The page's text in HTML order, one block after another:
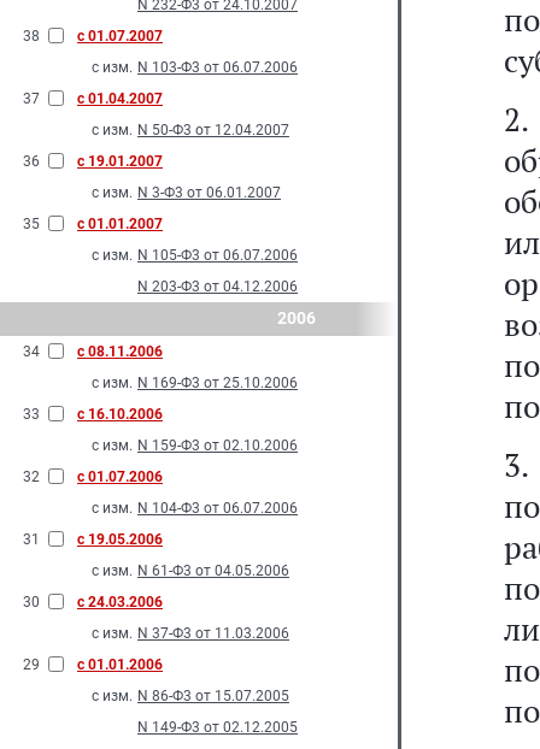
N 232-Ф3 от 24.10.2007
38
с 01.07.2007
с изм. N 103-Ф3 от 06.07.2006
37
с 01.04.2007
с изм. N 50-Ф3 от 12.04.2007
36
с 19.01.2007
с изм. N 3-Ф3 от 06.01.2007
35
с 01.01.2007
с изм. N 105-Ф3 от 06.07.2006
N 203-Ф3 от 04.12.2006
2006
34
с 08.11.2006
с изм. N 169-Ф3 от 25.10.2006
33
с 16.10.2006
с изм. N 159-Ф3 от 02.10.2006
32
с 01.07.2006
с изм. N 104-Ф3 от 06.07.2006
31
с 19.05.2006
с изм. N 61-Ф3 от 04.05.2006
30
с 24.03.2006
с изм. N 37-Ф3 от 11.03.2006
29
с 01.01.2006
с изм. N 86-Ф3 от 15.07.2005
N 149-Ф3 от 02.12.2005